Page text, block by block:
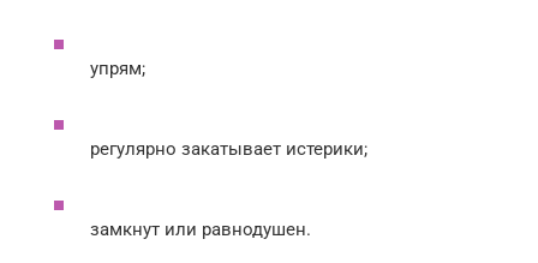
упрям;
регулярно закатывает истерики;
замкнут или равнодушен.